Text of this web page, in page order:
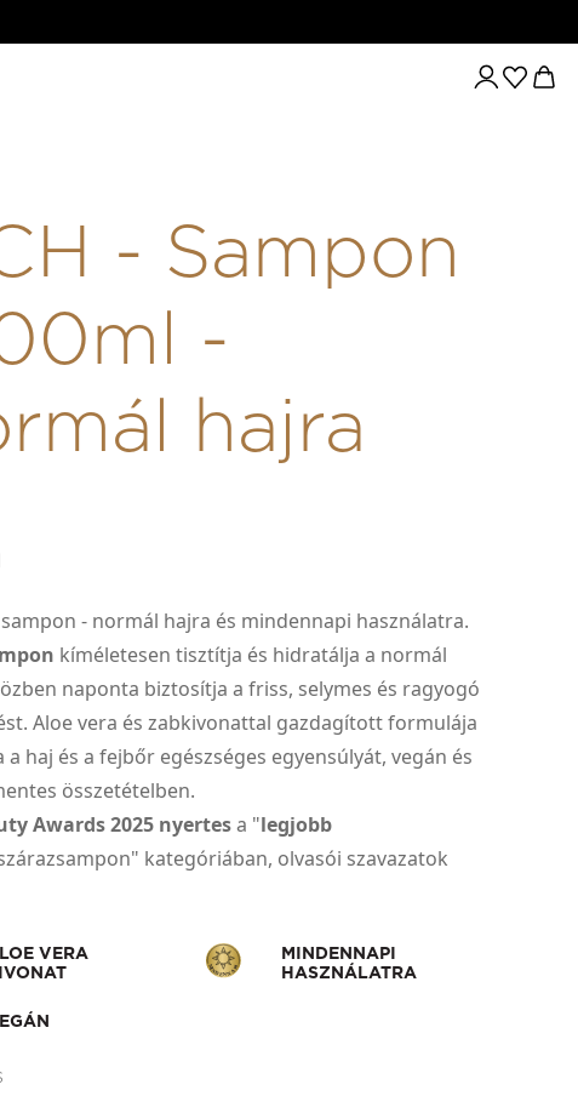
- Sampon
-
hajra
- normál hajra és mindennapi használatra.
kíméletesen tisztítja és hidratálja a normál
naponta biztosítja a friss, selymes és ragyogó
Aloe vera és zabkivonattal gazdagított formulája
haj és a fejbőr egészséges egyensúlyát, vegán és
összetételben.
Awards 2025 nyertesa "legjobb
kategóriában, olvasói szavazatok
VERA
MINDENNAPI
HASZNÁLATRA